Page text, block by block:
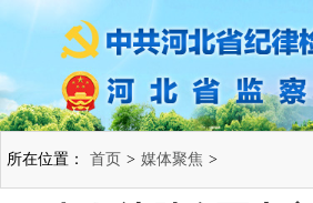
所在位置： 首页 > 媒体聚焦 >